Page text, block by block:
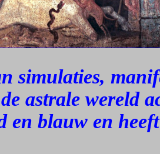
simulaties,
astrale wereld
en blauw en